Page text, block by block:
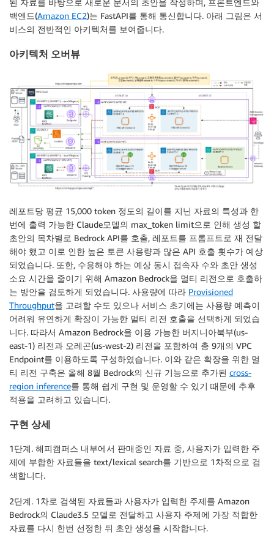
된 자료를 바탕으로 새로운 문서의 초안을 작성하며, 프론트엔드와
백엔드(Amazon EC2)는 FastAPI를 통해 통신합니다. 아래 그림은 서
비스의 전반적인 아키텍처를 보여줍니다.
아키텍처 오버뷰
레포트당 평균 15,000 token 정도의 길이를 지닌 자료의 특성과 한
번에 출력 가능한 Claude모델의 max_token limit으로 인해 생성 할
초안의 목차별로 Bedrock API를 호출, 레포트를 프롬프트로 재 전달
해야 했고 이로 인한 높은 토큰 사용량과 많은 API 호출 횟수가 예상
되었습니다. 또한, 수용해야 하는 예상 동시 접속자 수와 초안 생성
소요 시간을 줄이기 위해 Amazon Bedrock을 멀티 리전으로 호출하
는 방안을 검토하게 되었습니다. 사용량에 따라 Provisioned
Throughput을 고려할 수도 있으나 서비스 초기에는 사용량 예측이
어려워 유연하게 확장이 가능한 멀티 리전 호출을 선택하게 되었습
니다. 따라서 Amazon Bedrock을 이용 가능한 버지니아북부(us-
east-1) 리전과 오레곤(us-west-2) 리전을 포함하여 총 9개의 VPC
Endpoint를 이용하도록 구성하였습니다. 이와 같은 확장을 위한 멀
티 리전 구축은 올해 8월 Bedrock의 신규 기능으로 추가된 cross-
region inference를 통해 쉽게 구현 및 운영할 수 있기 때문에 추후
적용을 고려하고 있습니다.
구현 상세
1단계. 해피캠퍼스 내부에서 판매중인 자료 중, 사용자가 입력한 주
제에 부합한 자료들을 text/lexical search를 기반으로 1차적으로 검
색합니다.
2단계. 1차로 검색된 자료들과 사용자가 입력한 주제를 Amazon
Bedrock의 Claude3.5 모델로 전달하고 사용자 주제에 가장 적합한
자료를 다시 한번 선정한 뒤 초안 생성을 시작합니다.